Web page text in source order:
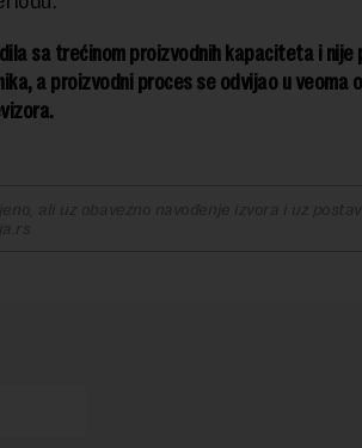
sa trećinom proizvodnih kapaciteta i nije
a proizvodni proces se odvijao u veoma
ali uz obavezno navođenje izvora i uz